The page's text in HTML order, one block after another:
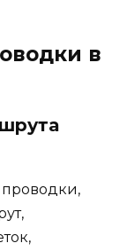
в
проводки,